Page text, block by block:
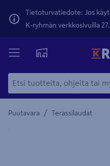
Tietoturvatiedote: Jos
K-ryhmän verkkosivuilla
Puutavara / Terassilaudat
Yksityiskohtainen kuvaus